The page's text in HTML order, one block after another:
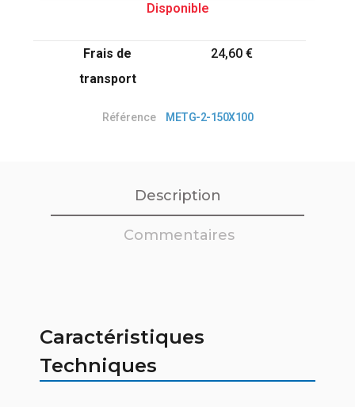
Disponible
Frais de
transport
24,60 €
Référence METG-2-150X100
Description
Commentaires
Caractéristiques
Techniques